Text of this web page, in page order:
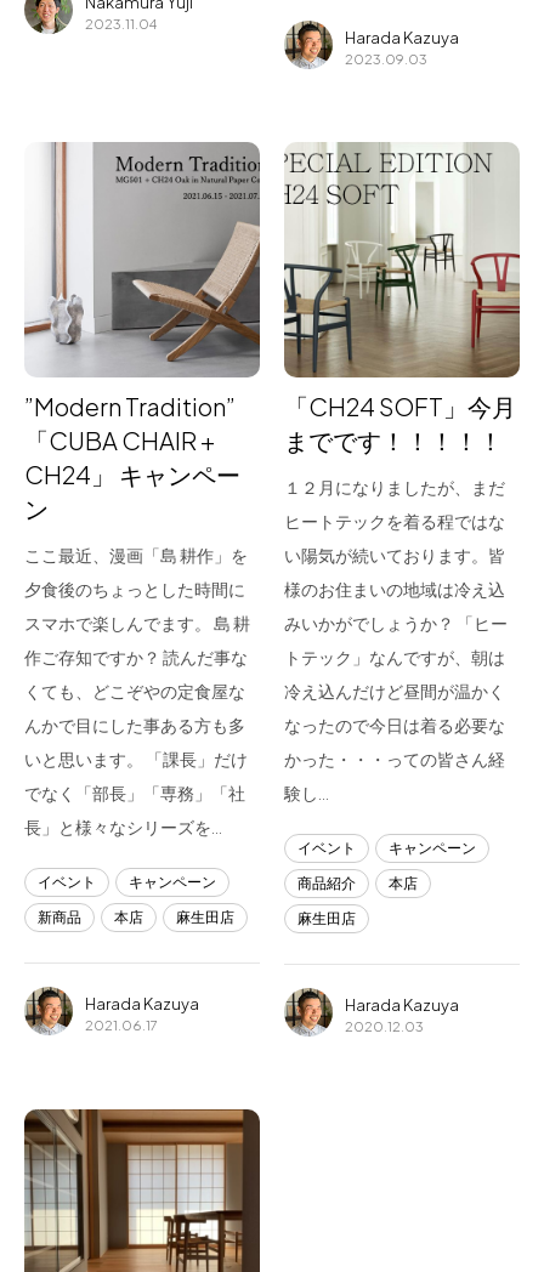
2023.11.04
Harada Kazuya
2023.09.03
”Modern Tradition”
「CUBA CHAIR +
CH24」 キャンペー
ン
ここ最近、漫画「島 耕作」を
夕食後のちょっとした時間に
スマホで楽しんでます。 島 耕
作ご存知ですか？ 読んだ事な
くても、どこぞやの定食屋な
んかで目にした事ある方も多
いと思います。 「課長」だけ
でなく「部長」「専務」「社
長」と様々なシリーズを…
イベント
キャンペーン
新商品
本店 麻生田店
Harada Kazuya
2021.06.17
「CH24 SOFT」今月
までです！！！！！
１２月になりましたが、まだ
ヒートテックを着る程ではな
い陽気が続いております。皆
様のお住まいの地域は冷え込
みいかがでしょうか？ 「ヒー
トテック」なんですが、朝は
冷え込んだけど昼間が温かく
なったので今日は着る必要な
かった・・・っての皆さん経
験し…
イベント
キャンペーン
商品紹介
本店
麻生田店
Harada Kazuya
2020.12.03